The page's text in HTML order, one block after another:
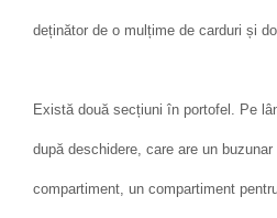
deținător de o mulțime de carduri și
Există două secțiuni în portofel. Pe
după deschidere, care are un
compartiment, un compartiment